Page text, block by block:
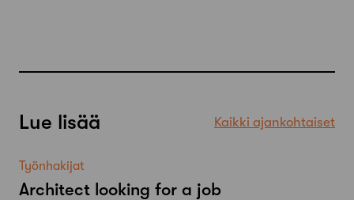
Lue lisää Kaikki ajankohtaiset
Työnhakijat
Architect looking for a job